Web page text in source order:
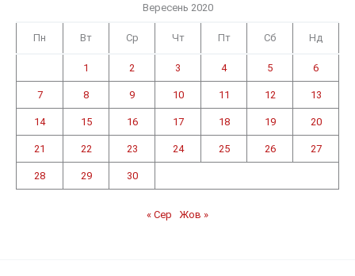
Вересень 2020
Пн Вт Ср Чт Пт Сб Нд
1 2 3 4 5 6
7 8 9 10 11 12 13
14 15 16 17 18 19 20
21 22 23 24 25 26 27
28 29 30
« Сер Жов »